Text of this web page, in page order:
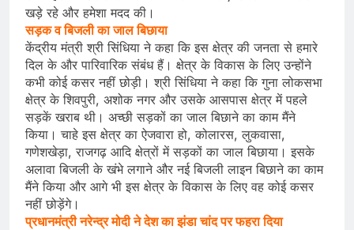
खड़े रहे और हमेशा मदद की।
सड़क व बिजली का जाल बिछाया
केंद्रीय मंत्री श्री सिंधिया ने कहा कि इस क्षेत्र की जनता से हमारे
दिल के और पारिवारिक संबंध हैं। क्षेत्र के विकास के लिए उन्होंने
कभी कोई कसर नहीं छोड़ी। श्री सिंधिया ने कहा कि गुना लोकसभा
क्षेत्र के शिवपुरी, अशोक नगर और उसके आसपास क्षेत्र में पहले
सड़कें खराब थी। अच्छी सड़कों का जाल बिछाने का काम मैंने
किया। चाहे इस क्षेत्र का ऐजवारा हो, कोलारस, लुकवासा,
गणेशखेड़ा, राजगढ़ आदि क्षेत्रों में सड़कों का जाल बिछाया। इसके
अलावा बिजली के खंभे लगाने और नई बिजली लाइन बिछाने का काम
मैंने किया और आगे भी इस क्षेत्र के विकास के लिए वह कोई कसर
नहीं छोड़ेंगे।
प्रधानमंत्री नरेन्द्र मोदी ने देश का झंडा चांद पर फहरा दिया